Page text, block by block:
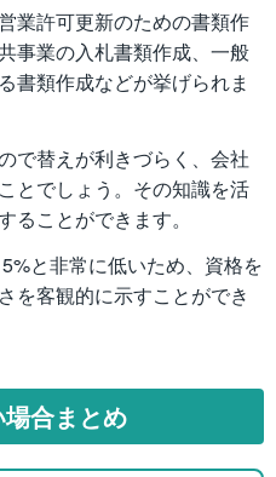
業許可更新のための書類作
事業の入札書類作成、一般
書類作成などが挙げられま
で替えが利きづらく、会社
とでしょう。その知識を活
ることができます。
と非常に低いため、資格を
を客観的に示すことができ
合まとめ